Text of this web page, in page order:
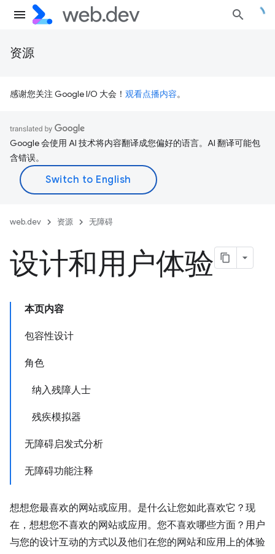
资源
感谢您关注 Google I/O 大会！ 观看点播内容。
Google 会使用 AI 技术将内容翻译成您偏好的语言。AI 翻译可能包
含错误。
web.dev 资源 无障碍
设计和用户体验
本页内容
包容性设计
角色
纳入残障人士
残疾模拟器
无障碍启发式分析
无障碍功能注释
想想您最喜欢的网站或应用。是什么让您如此喜欢它？现
在，想想您不喜欢的网站或应用。您不喜欢哪些方面？用户
与您的设计互动的方式以及他们在您的网站和应用上的体验